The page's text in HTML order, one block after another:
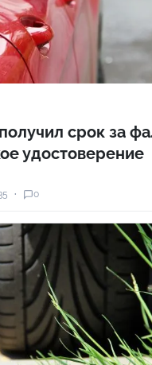
срок за
удостоверение
0